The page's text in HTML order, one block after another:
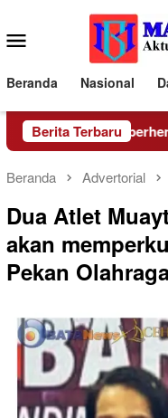
konten
Menu
Mobile
Beranda Nasional
Berita Terbaru
Mengaku
Beranda Advertorial
Dua Atlet
akan
Pekan